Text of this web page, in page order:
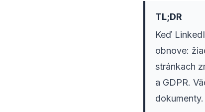
TL;DR
Keď
obnove:
stránkach
a GDPR.
dokumenty.